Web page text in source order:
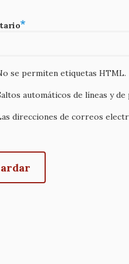
se permiten etiquetas HTML.
automáticos de líneas y de
direcciones de correos